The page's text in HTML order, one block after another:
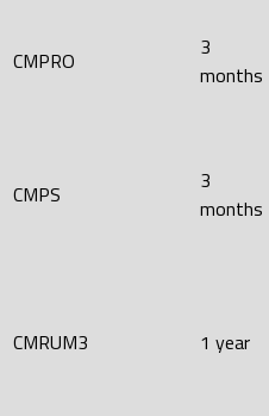
CMPRO
3
months
CMPS
3
months
CMRUM3 1 year